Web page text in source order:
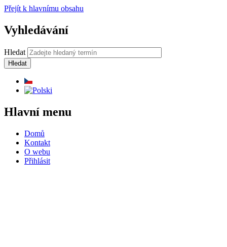
Přejít k hlavnímu obsahu
Vyhledávání
Hledat
Hlavní menu
Domů
Kontakt
O webu
Přihlásit